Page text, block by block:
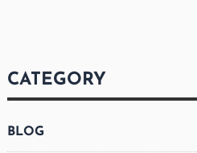
CATEGORY
BLOG